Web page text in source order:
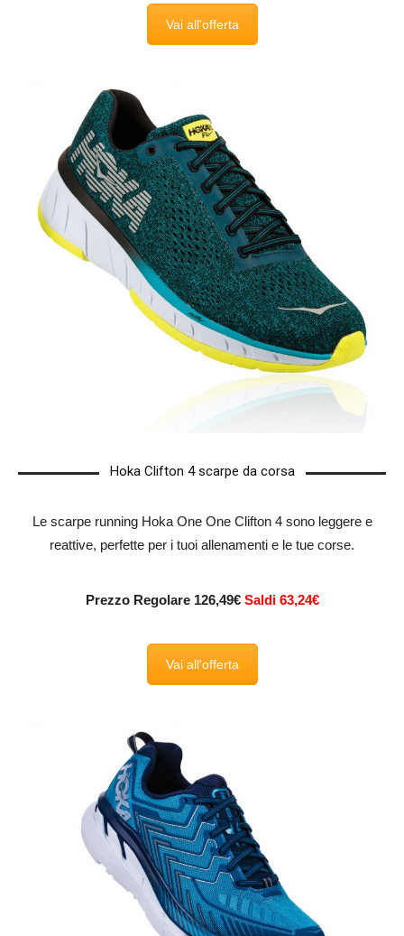
Vai all'offerta
Hoka Clifton 4 scarpe da corsa
Le scarpe running Hoka One One Clifton 4 sono leggere e
reattive, perfette per i tuoi allenamenti e le tue corse.
Prezzo Regolare 126,49€ Saldi 63,24€
Vai all'offerta